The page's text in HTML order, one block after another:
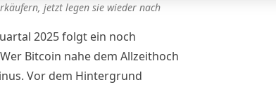
jetzt legen sie wieder nach
2025 folgt ein noch
Bitcoin nahe dem Allzeithoch
Vor dem Hintergrund